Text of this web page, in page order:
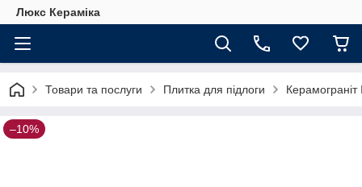
Люкс Кераміка
Товари та послуги Плитка для підлоги
–10%